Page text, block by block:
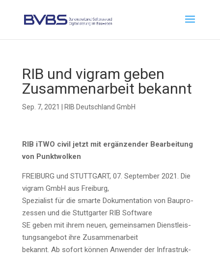
RIB und vigram geben
Zusam­men­ar­beit bekannt
Sep. 7, 2021 RIB Deutschland GmbH
RIB iTWO civil jetzt mit ergän­zen­der Bear­bei­tung
von Punktwolken
FREIBURG und STUTTGART, 07. Sep­tem­ber 2021. Die
vigram GmbH aus Freiburg,
Spe­zia­list für die smar­te Doku­men­ta­ti­on von Bau­pro­
zes­sen und die Stutt­gar­ter RIB Software
SE geben mit ihrem neu­en, gemein­sa­men Dienst­leis­
tungs­an­ge­bot ihre Zusammenarbeit
bekannt. Ab sofort kön­nen Anwen­der der Infra­struk­